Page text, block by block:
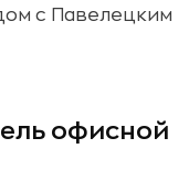
с Павелецким
офисной